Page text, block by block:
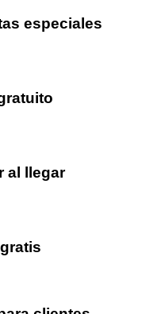
especiales
al llegar